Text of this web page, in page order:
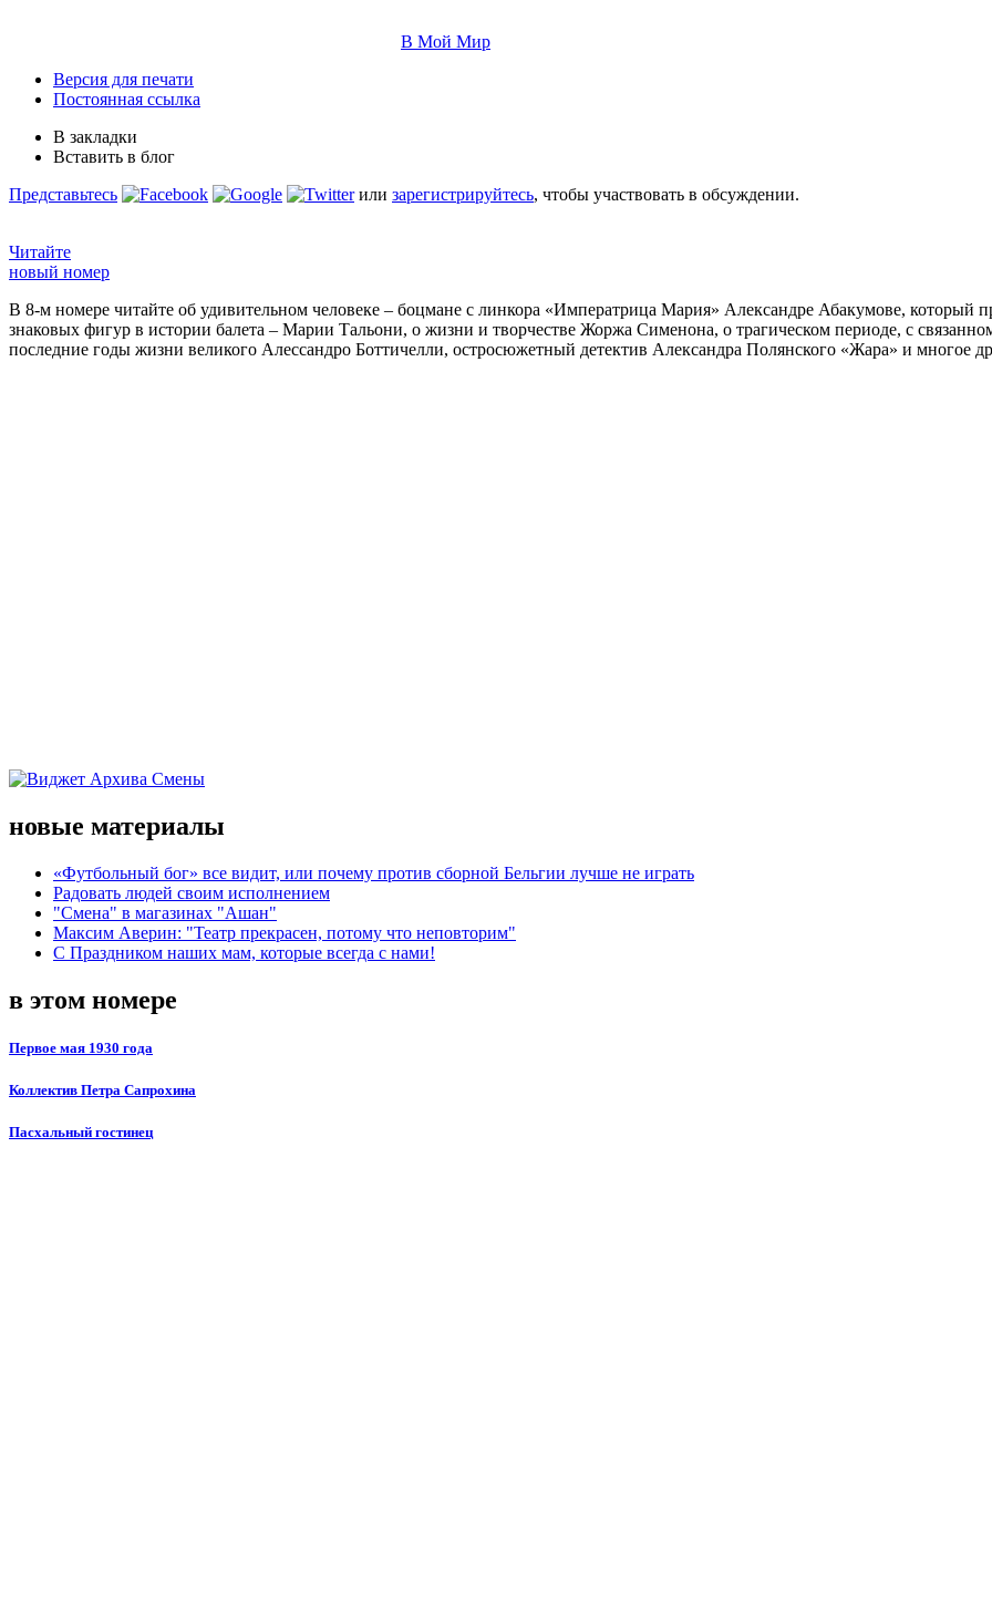
В Мой Мир
Версия для печати
Постоянная ссылка
В закладки
Вставить в блог
Представьтесь
или зарегистрируйтесь, чтобы участвовать в обсуждении.
Читайте
новый номер
В 8-м номере читайте об удивительном человеке – боцмане с линкора «Императрица Мария» Александре Абакумове, который
знаковых фигур в истории балета – Марии Тальони, о жизни и творчестве Жоржа Сименона, о трагическом периоде, с
последние годы жизни великого Алессандро Боттичелли, остросюжетный детектив Александра Полянского «Жара» и многое
новые материалы
«Футбольный бог» все видит, или почему против сборной Бельгии лучше не играть
Радовать людей своим исполнением
"Смена" в магазинах "Ашан"
Максим Аверин: "Театр прекрасен, потому что неповторим"
С Праздником наших мам, которые всегда с нами!
в этом номере
Первое мая 1930 года
Коллектив Петра Сапрохина
Пасхальный гостинец